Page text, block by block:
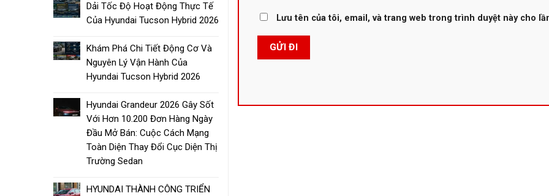
Dải Tốc Độ Hoạt Động Thực Tế
Của Hyundai Tucson Hybrid 2026
Khám Phá Chi Tiết Động Cơ Và
Nguyên Lý Vận Hành Của
Hyundai Tucson Hybrid 2026
Hyundai Grandeur 2026 Gây Sốt
Với Hơn 10.200 Đơn Hàng Ngày
Đầu Mở Bán: Cuộc Cách Mạng
Toàn Diện Thay Đổi Cục Diện Thị
Trường Sedan
HYUNDAI THÀNH CÔNG TRIỂN
Lưu tên của tôi, email, và trang web trong trình duyệt này cho